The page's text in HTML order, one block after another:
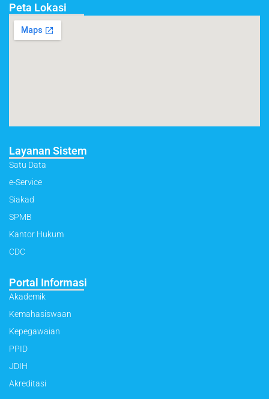
Peta Lokasi
Layanan Sistem
Satu Data
e-Service
Siakad
SPMB
Kantor Hukum
CDC
Portal Informasi
Akademik
Kemahasiswaan
Kepegawaian
PPID
JDIH
Akreditasi